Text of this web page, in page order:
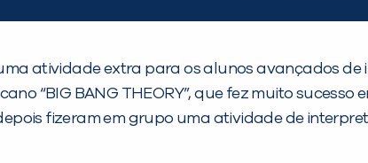
atividade extra para os alunos avançados de
“BIG BANG THEORY”, que fez muito sucesso
fizeram em grupo uma atividade de